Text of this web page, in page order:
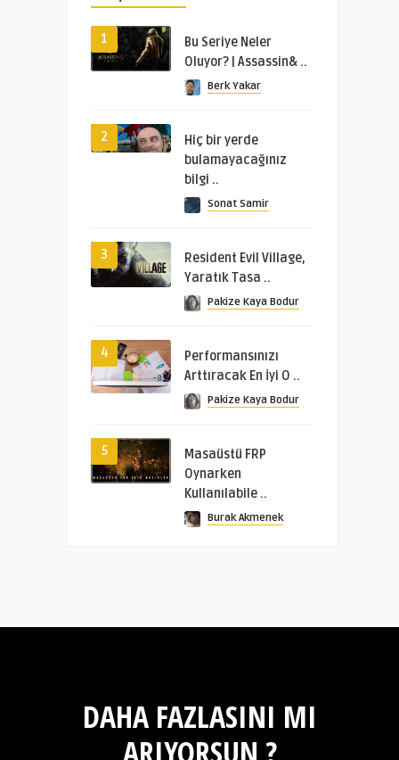
1
Bu Seriye Neler
Oluyor? | Assassin& ..
Berk Yakar
2
Hiç bir yerde
bulamayacağınız
bilgi ..
Sonat Samir
3
Resident Evil Village,
Yaratık Tasa ..
Pakize Kaya Bodur
4
Performansınızı
Arttıracak En İyi O ..
Pakize Kaya Bodur
5
Masaüstü FRP
Oynarken
Kullanılabile ..
Burak Akmenek
DAHA FAZLASINI MI